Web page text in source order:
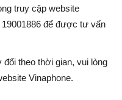
truy cập website
19001886 để được tư vấn
theo thời gian, vui lòng
Vinaphone.